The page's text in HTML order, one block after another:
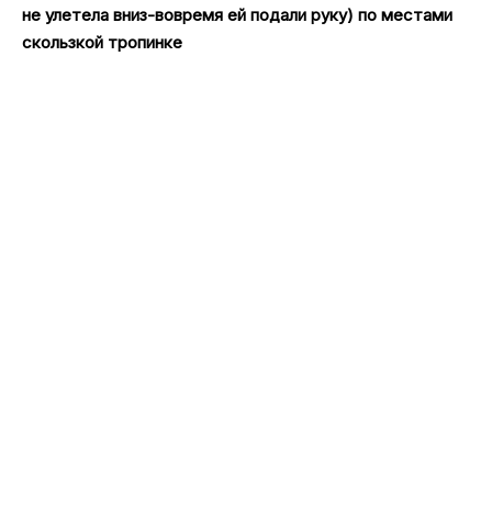
не улетела вниз-вовремя ей подали руку) по местами
скользкой тропинке